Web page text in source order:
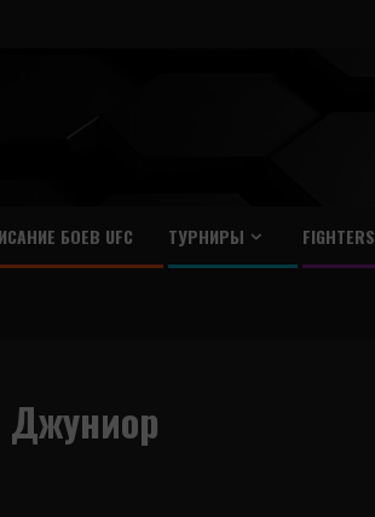
БОЕВ UFC ТУРНИРЫ FIGHTERS
Джуниор